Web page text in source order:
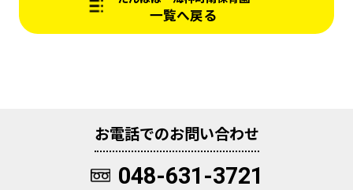
一覧へ戻る
お電話でのお問い合わせ
048-631-3721